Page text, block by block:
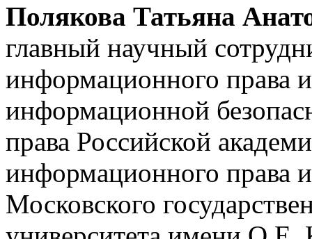
Полякова Татьяна
главный научный
информационного права
информационной
права Российской
информационного права
Московского